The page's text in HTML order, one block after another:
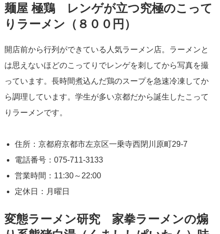
麺屋 極鶏 レンゲが立つ究極のこって
りラーメン（８００円）
開店前から行列ができている人気ラーメン店。ラーメンと
は思えないほどのこってりでレンゲを刺してから写真を撮
っています。長時間煮込んだ鶏のスープを急速冷凍してか
ら調理しています。学生が多い京都だから誕生したこって
りラーメンです。
住所：京都府京都市左京区一乗寺西閉川原町29-7
電話番号：075-711-3133
営業時間：11:30～22:00
定休日：月曜日
変態ラーメン研究 家拳ラーメンの煽